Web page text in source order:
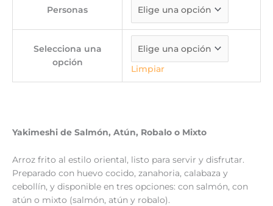
$1,705
Personas
Selecciona una
opción
Limpiar
cantidad
Yakimeshi de Salmón, Atún, Robalo o Mixto
Arroz frito al estilo oriental, listo para servir y disfrutar.
Preparado con huevo cocido, zanahoria, calabaza y
cebollín, y disponible en tres opciones: con salmón, con
atún o mixto (salmón, atún y robalo).